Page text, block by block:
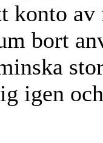
av
bort
igen